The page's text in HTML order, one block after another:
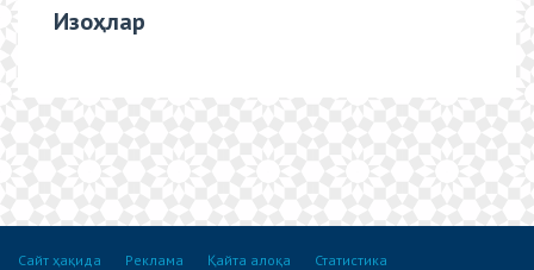
Изоҳлар
Сайт ҳақида Реклама Қайта алоқа
Статистика